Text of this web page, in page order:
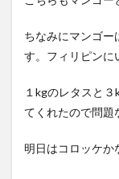
ちなみにマンゴ
す。フィリピンに
１kgのレタスと
てくれたので問題
明日はコロッケか